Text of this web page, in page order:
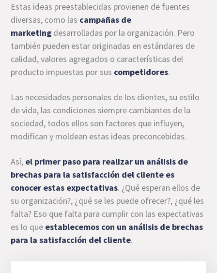
Estas ideas preestablecidas provienen de fuentes
diversas, como las campañas de
marketing desarrolladas por la organización. Pero
también pueden estar originadas en estándares de
calidad, valores agregados o características del
producto impuestas por sus competidores.
Las necesidades personales de los clientes, su estilo
de vida, las condiciones siempre cambiantes de la
sociedad, todos ellos son factores que influyen,
modifican y moldean estas ideas preconcebidas.
Así, el primer paso para realizar un análisis de
brechas para la satisfacción del cliente es
conocer estas expectativas. ¿Qué esperan ellos de
su organización?, ¿qué se les puede ofrecer?, ¿qué les
falta? Eso que falta para cumplir con las expectativas
es lo que establecemos con un análisis de brechas
para la satisfacción del cliente.